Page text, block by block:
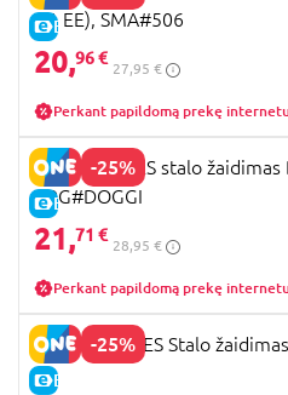
E-KAINA
LV, EE), SMA#506
20,96 €
27,95 €
Perkant papildomą prekę internetu
-25%
E-KAINA
BRAIN GAMES stalo žaidimas
BRG#DOGGI
21,71 €
28,95 €
Perkant papildomą prekę internetu
-25%
E-KAINA
SMART GAMES Stalo